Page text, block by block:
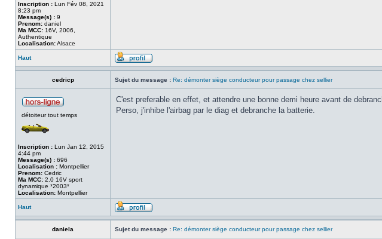
Inscription : Lun Fév 08, 2021
8:23 pm
Message(s) : 9
Prenom: daniel
Ma MCC: 16V, 2006,
Authentique
Localisation:Alsace
Haut
cedricp Sujet du message : Re: démonter siège conducteur pour passage chez sellier
détoiteur tout temps
Inscription : Lun Jan 12, 2015
4:44 pm
Message(s) : 696
Localisation : Montpellier
Prenom: Cedric
Ma MCC: 2.0 16V sport
dynamique *2003*
Localisation: Montpellier
C'est preferable en effet, et attendre une bonne demi heure avant de
Perso, j'inhibe l'airbag par le diag et debranche la batterie.
Haut
daniela Sujet du message : Re: démonter siège conducteur pour passage chez sellier